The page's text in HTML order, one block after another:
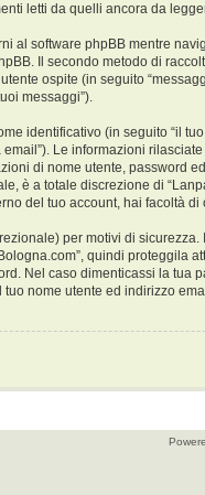
letti da quelli ancora da
al software phpBB mentre
Il secondo metodo di
ospite (in seguito
messaggi”).
identificativo (in seguito “il
Le informazioni
di nome utente, password
è a totale discrezione di
del tuo account, hai facoltà
per motivi di
quindi proteggila
Nel caso dimenticassi la tua
nome utente ed indirizzo